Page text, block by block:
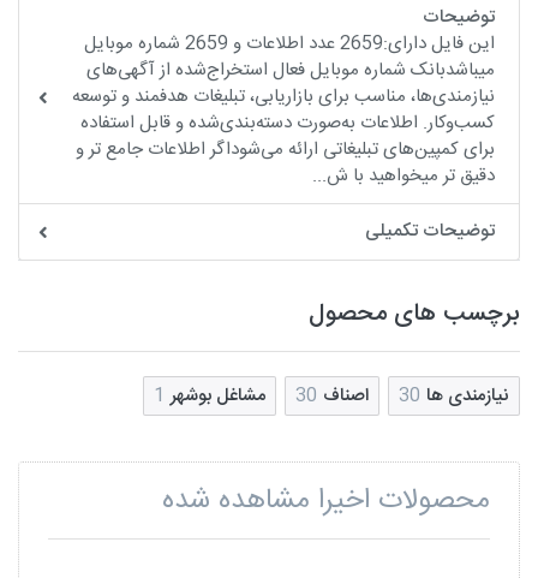
توضیحات
این فایل دارای:2659 عدد اطلاعات و 2659 شماره موبایل
میباشدبانک شماره موبایل فعال استخراج‌شده از آگهی‌های
نیازمندی‌ها، مناسب برای بازاریابی، تبلیغات هدفمند و توسعه
کسب‌وکار. اطلاعات به‌صورت دسته‌بندی‌شده و قابل استفاده
برای کمپین‌های تبلیغاتی ارائه می‌شوداگر اطلاعات جامع تر و
دقیق تر میخواهید با ش...
توضیحات تکمیلی
برچسب های محصول
نیازمندی ها 30 اصناف 30 مشاغل بوشهر 1
محصولات اخیرا مشاهده شده